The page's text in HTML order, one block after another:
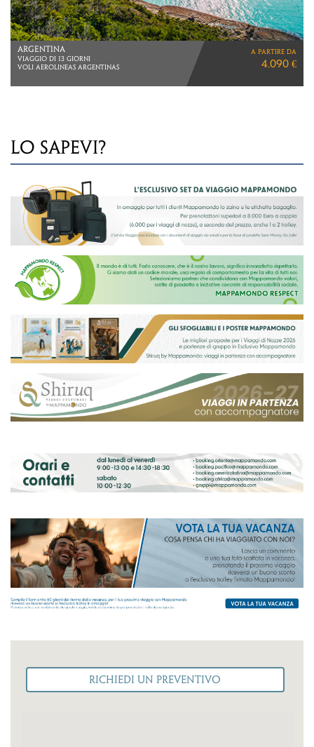
ARGENTINA
VIAGGIO DI 13 GIORNI
VOLI AEROLINEAS ARGENTINAS
a partire da
4.090 €
LO SAPEVI?